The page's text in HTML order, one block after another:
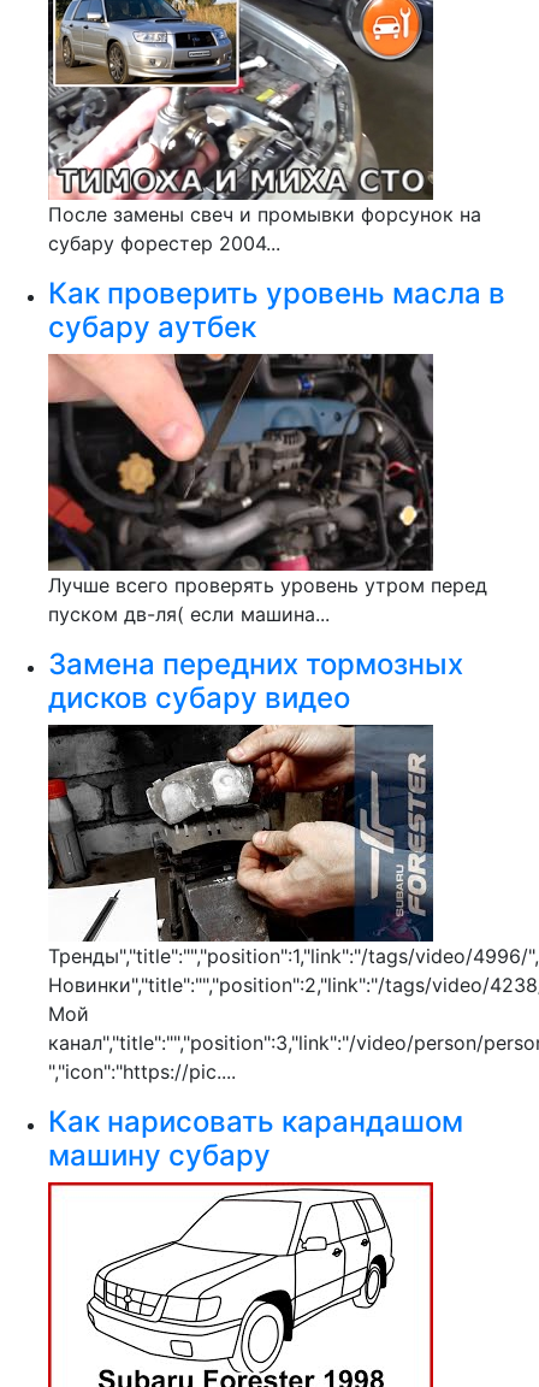
После замены свеч и промывки форсунок на
субару форестер 2004...
Как проверить уровень масла в
субару аутбек
Лучше всего проверять уровень утром перед
пуском дв-ля( если машина...
Замена передних тормозных
дисков субару видео
Тренды","title":"","position":1,"link":"/tags/video/4996/
Новинки","title":"","position":2,"link":"/tags/video/
Мой
канал","title":"","position":3,"link":"/video/person/
","icon":"https://pic....
Как нарисовать карандашом
машину субару